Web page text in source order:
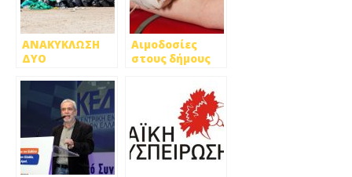
ΑΝΑΚΥΚΛΩΣΗ
ΔΥΟ
ΣΤΟΥΣ ΔΗΜΟΥΣ
ΤΗΣ ΑΤΤΙΚΗΣ
Αιμοδοσίες
στους δήμους